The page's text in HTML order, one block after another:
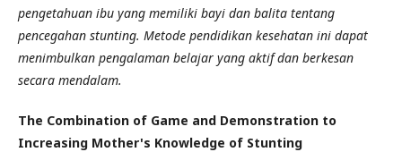
pengetahuan ibu yang memiliki bayi dan balita tentang
pencegahan stunting. Metode pendidikan kesehatan ini dapat
menimbulkan pengalaman belajar yang aktif dan berkesan
secara mendalam.
The Combination of Game and Demonstration to
Increasing Mother's Knowledge of Stunting